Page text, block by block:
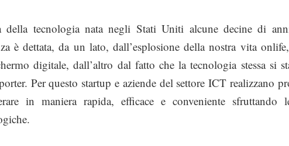
della tecnologia nata negli Stati Uniti alcune decine di
è dettata, da un lato, dall’esplosione della nostra vita
digitale, dall’altro dal fatto che la tecnologia stessa si
Per questo startup e aziende del settore ICT realizzano
in maniera rapida, efficace e conveniente sfruttando